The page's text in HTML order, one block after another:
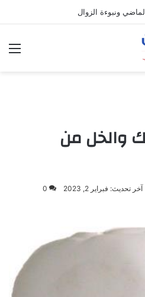
والخل من
آخر تحديث: فبراير 2, 2023 0